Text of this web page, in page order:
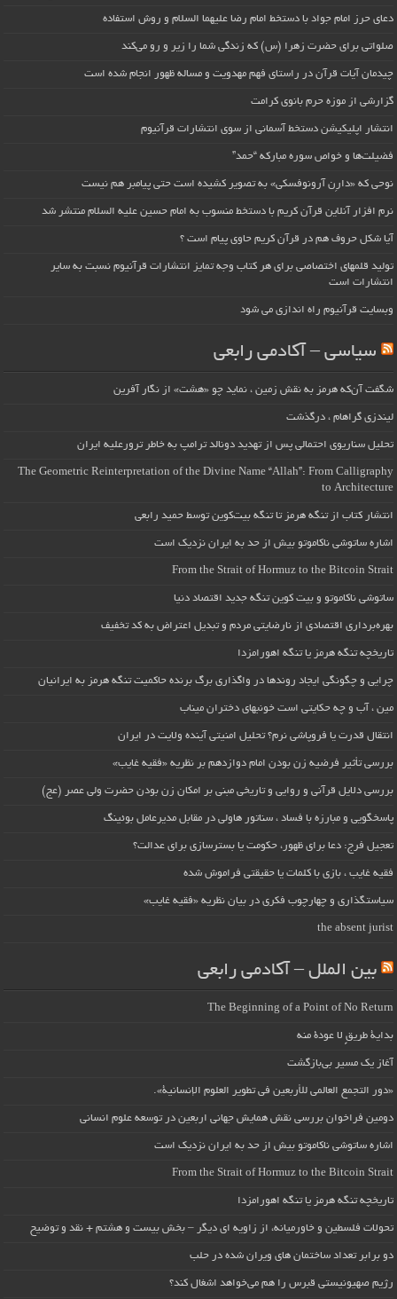
دعای حرز امام جواد با دستخط امام رضا علیهما السلام و روش استفاده
صلواتی برای حضرت زهرا (س) که زندگی شما را زیر و رو می‌کند
چیدمان آیات قرآن در راستای فهم مهدویت و مساله ظهور انجام شده است
گزارشی از موزه حرم بانوی کرامت
انتشار اپلیکیشن دستخط آسمانی از سوی انتشارات قرآنیوم
فضیلت‌ها و خواص سوره مبارکه “حمد”
نوحی که «دارِن آرونوفسکی» به تصویر کشیده است حتی پیامبر هم نیست
نرم افزار آنلاین قرآن کریم با دستخط منسوب به امام حسین علیه السلام منتشر شد
آیا شکل حروف هم در قرآن کریم حاوی پیام است ؟
تولید قلمهای اختصاصی برای هر کتاب وجه تمایز انتشارات قرآنیوم نسبت به سایر
انتشارات است
وبسایت قرآنیوم راه اندازی می شود
سیاسی – آکادمی رابعی
شگفت آن‌که هرمز به نقش زمین ، نماید چو «هشت» از نگار آفرین
لیندزی گراهام ، درگذشت
تحلیل سناریوی احتمالی پس از تهدید دونالد ترامپ به خاطر ترورعلیه ایران
The Geometric Reinterpretation of the Divine Name “Allah”: From Calligraphy
to Architecture
انتشار کتاب از تنگه هرمز تا تنگه بیت‌کوین توسط حمید رابعی
اشاره ساتوشی ناکاموتو بیش از حد به ایران نزدیک است
From the Strait of Hormuz to the Bitcoin Strait
ساتوشی ناکاموتو و بیت کوین تنگه جدید اقتصاد دنیا
بهره‌برداری اقتصادی از نارضایتی مردم و تبدیل اعتراض به کد تخفیف
تاریخچه تنگه هرمز یا تنگه اهورامزدا
چرایی و چگونگی ایجاد روندها در واگذاری برگ برنده حاکمیت تنگه هرمز به ایرانیان
مین ، آب و چه حکایتی است خونبهای دختران میناب
انتقال قدرت یا فروپاشی نرم؟ تحلیل امنیتی آینده ولایت در ایران
بررسی تأثیر فرضیه زن بودن امام دوازدهم بر نظریه «فقیه غایب»
بررسی دلایل قرآنی و روایی و تاریخی مبنی بر امکان زن بودن حضرت ولی عصر (عج)
پاسخگویی و مبارزه با فساد ، سناتور هاولی در مقابل مدیرعامل بوئینگ
تعجیل فرج: دعا برای ظهور، حکومت یا بسترسازی برای عدالت؟
فقیه غایب ، بازی با کلمات یا حقیقتی فراموش شده
سیاستگذاری و چهارچوب فکری در بیان نظریه «فقیه غایب»
the absent jurist
بین الملل – آکادمی رابعی
The Beginning of a Point of No Return
بداية طريقٍ لا عودة منه
آغاز یک مسیر بی‌بازگشت
«دور التجمع العالمي للأربعين في تطوير العلوم الإنسانية».
دومین فراخوان بررسی نقش همایش جهانی اربعین در توسعه علوم انسانی
اشاره ساتوشی ناکاموتو بیش از حد به ایران نزدیک است
From the Strait of Hormuz to the Bitcoin Strait
تاریخچه تنگه هرمز یا تنگه اهورامزدا
تحولات فلسطین و خاورمیانه، از زاویه ای دیگر – بخش بیست و هشتم + نقد و توضیح
دو برابر تعداد ساختمان های ویران شده در حلب
رژیم صهیونیستی قبرس را هم می‌خواهد اشغال کند؟